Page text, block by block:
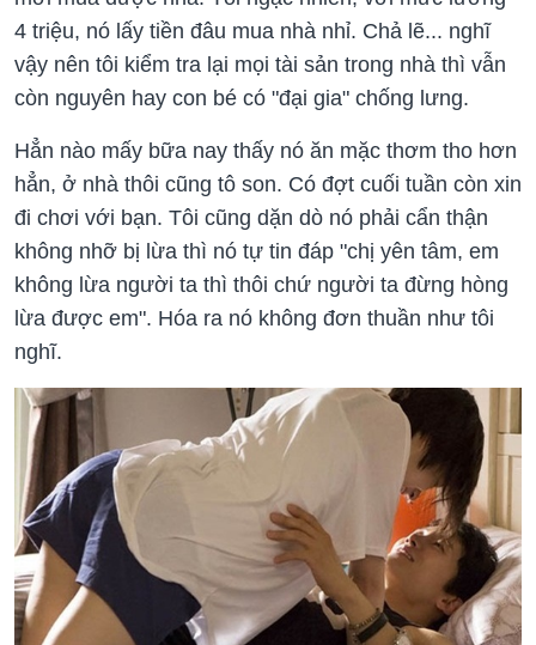
4 triệu, nó lấy tiền đâu mua nhà nhỉ. Chả lẽ... nghĩ
vậy nên tôi kiểm tra lại mọi tài sản trong nhà thì vẫn
còn nguyên hay con bé có "đại gia" chống lưng.
Hẳn nào mấy bữa nay thấy nó ăn mặc thơm tho hơn
hẳn, ở nhà thôi cũng tô son. Có đợt cuối tuần còn xin
đi chơi với bạn. Tôi cũng dặn dò nó phải cẩn thận
không nhỡ bị lừa thì nó tự tin đáp "chị yên tâm, em
không lừa người ta thì thôi chứ người ta đừng hòng
lừa được em". Hóa ra nó không đơn thuần như tôi
nghĩ.